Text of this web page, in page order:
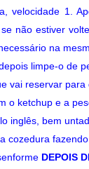
velocidade 1.
não estiver
na
limpe-o de
vai reservar para
o ketchup e a
inglês, bem
cozedura
DEPOIS